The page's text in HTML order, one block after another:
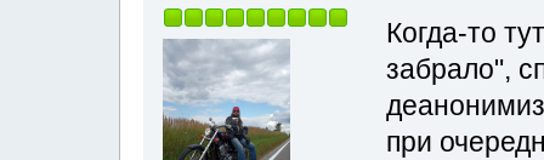
Когда-то
забрало",
при